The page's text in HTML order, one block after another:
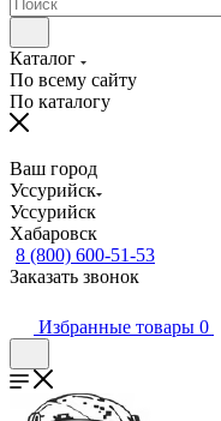
Каталог
По всему сайту
По каталогу
Ваш город
Уссурийск
Уссурийск
Хабаровск
8 (800) 600-51-53
Заказать звонок
Избранные товары 0